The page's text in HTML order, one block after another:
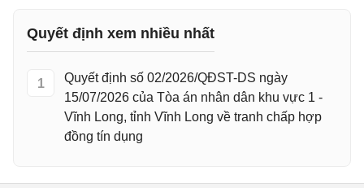
Quyết định xem nhiều nhất
1
Quyết định số 02/2026/QĐST-DS ngày
15/07/2026 của Tòa án nhân dân khu vực 1 -
Vĩnh Long, tỉnh Vĩnh Long về tranh chấp hợp
đồng tín dụng